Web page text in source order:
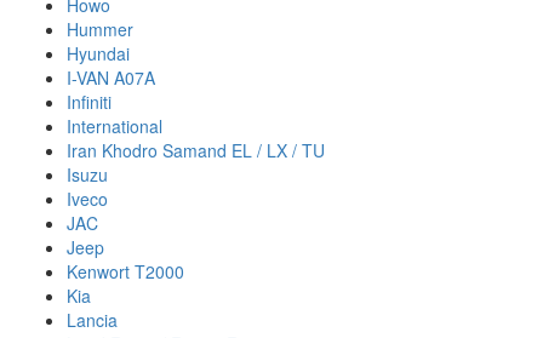
Howo
Hummer
Hyundai
I-VAN A07A
Infiniti
International
Iran Khodro Samand EL / LX / TU
Isuzu
Iveco
JAC
Jeep
Kenwort T2000
Kia
Lancia